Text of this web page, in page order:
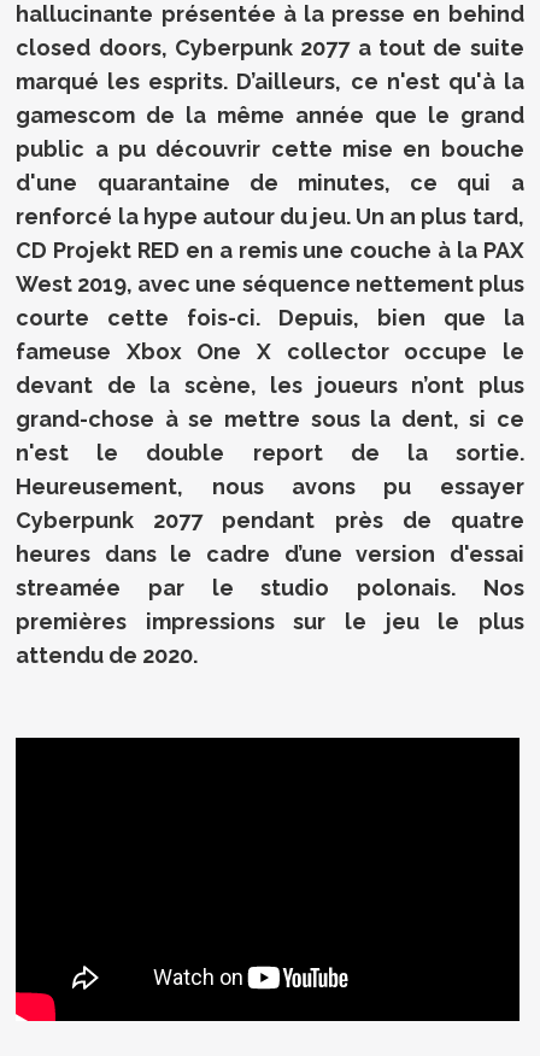
hallucinante présentée à la presse en behind
closed doors, Cyberpunk 2077 a tout de suite
marqué les esprits. D’ailleurs, ce n'est qu'à la
gamescom de la même année que le grand
public a pu découvrir cette mise en bouche
d'une quarantaine de minutes, ce qui a
renforcé la hype autour du jeu. Un an plus tard,
CD Projekt RED en a remis une couche à la PAX
West 2019, avec une séquence nettement plus
courte cette fois-ci. Depuis, bien que la
fameuse Xbox One X collector occupe le
devant de la scène, les joueurs n’ont plus
grand-chose à se mettre sous la dent, si ce
n'est le double report de la sortie.
Heureusement, nous avons pu essayer
Cyberpunk 2077 pendant près de quatre
heures dans le cadre d’une version d'essai
streamée par le studio polonais. Nos
premières impressions sur le jeu le plus
attendu de 2020.